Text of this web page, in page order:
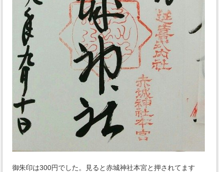
御朱印は300円でした。見ると赤城神社本宮と押されてます